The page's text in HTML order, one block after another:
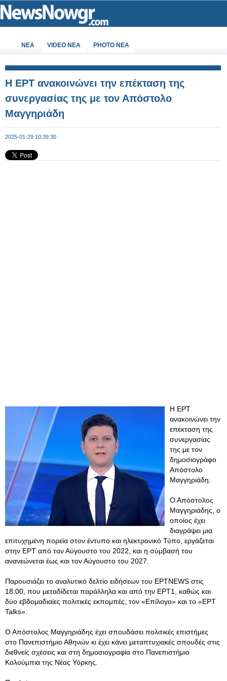
ΝΕΑ VIDEO NEA PHOTO NEA
Η ΕΡΤ ανακοινώνει την επέκταση της
συνεργασίας της με τον Απόστολο
Μαγγηριάδη
2025-01-29 10:39:30
Η ΕΡΤ
ανακοινώνει την
επέκταση της
συνεργασίας
της με τον
δημοσιογράφο
Απόστολο
Μαγγηριάδη.
Ο Απόστολος
Μαγγηριάδης, ο
οποίος έχει
διαγράψει μια
επιτυχημένη πορεία στον έντυπο και ηλεκτρονικό Τύπο, εργάζεται
στην ΕΡΤ από τον Αύγουστο του 2022, και η σύμβασή του
ανανεώνεται έως και τον Αύγουστο του 2027.
Παρουσιάζει το αναλυτικό δελτίο ειδήσεων του ΕΡΤNEWS στις
18:00, που μεταδίδεται παράλληλα και από την ΕΡΤ1, καθώς και
δύο εβδομαδιαίες πολιτικές εκπομπές, τον «Επίλογο» και το «ΕΡΤ
Talks».
Ο Απόστολος Μαγγηριάδης έχει σπουδάσει πολιτικές επιστήμες
στο Πανεπιστήμιο Αθηνών κι έχει κάνει μεταπτυχιακές σπουδές στις
διεθνείς σχέσεις και στη δημοσιογραφία στο Πανεπιστήμιο
Κολούμπια της Νέας Υόρκης.